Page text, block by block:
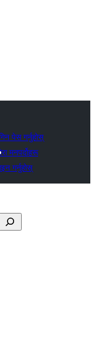
पेस गर्नुहोस्
मनपर्दोहरू
गर्नुहोस्